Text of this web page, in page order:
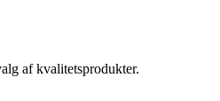
af kvalitetsprodukter.